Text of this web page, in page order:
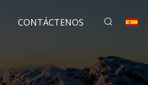
CONTÁCTENOS